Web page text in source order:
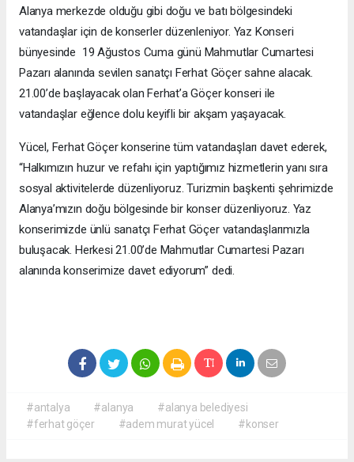
Alanya merkezde olduğu gibi doğu ve batı bölgesindeki
vatandaşlar için de konserler düzenleniyor. Yaz Konseri
bünyesinde 19 Ağustos Cuma günü Mahmutlar Cumartesi
Pazarı alanında sevilen sanatçı Ferhat Göçer sahne alacak.
21.00’de başlayacak olan Ferhat’a Göçer konseri ile
vatandaşlar eğlence dolu keyifli bir akşam yaşayacak.
Yücel, Ferhat Göçer konserine tüm vatandaşları davet ederek,
“Halkımızın huzur ve refahı için yaptığımız hizmetlerin yanı sıra
sosyal aktivitelerde düzenliyoruz. Turizmin başkenti şehrimizde
Alanya’mızın doğu bölgesinde bir konser düzenliyoruz. Yaz
konserimizde ünlü sanatçı Ferhat Göçer vatandaşlarımızla
buluşacak. Herkesi 21.00’de Mahmutlar Cumartesi Pazarı
alanında konserimize davet ediyorum” dedi.
#antalya #alanya
#alanya belediyesi
#ferhat göçer
#adem murat yücel #konser